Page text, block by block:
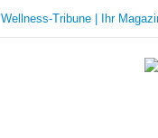
Wellness-Tribune | Ihr